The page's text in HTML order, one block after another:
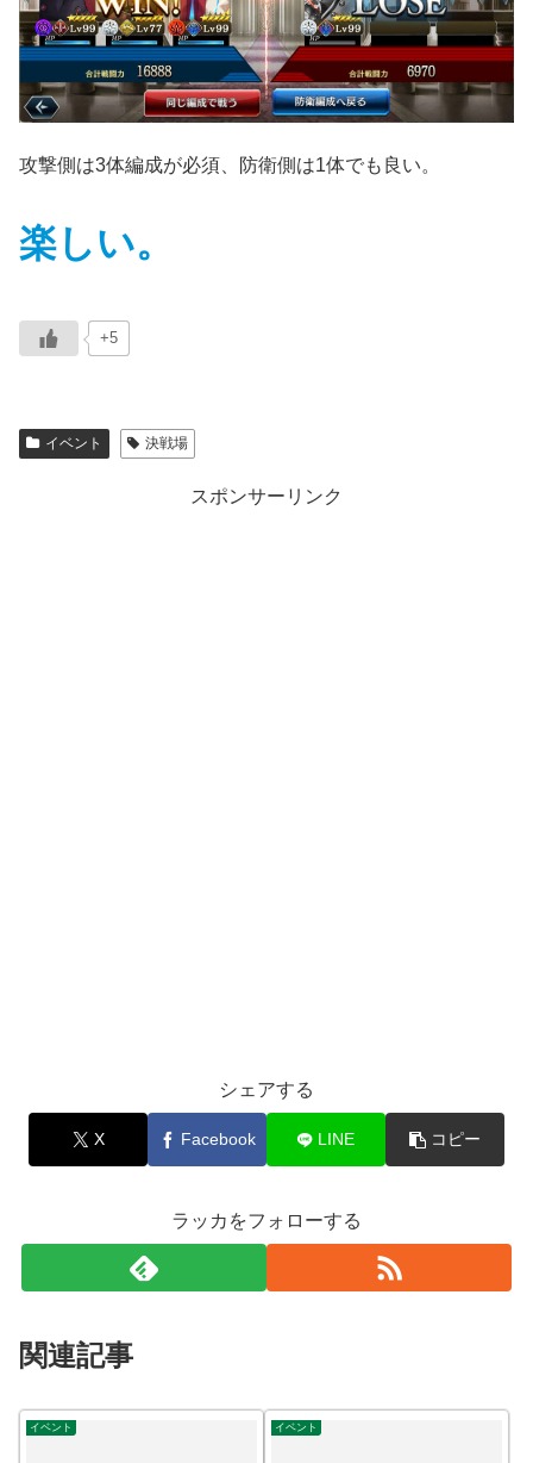
攻撃側は3体編成が必須、防衛側は1体でも良い。
楽しい。
+5
イベント 決戦場
スポンサーリンク
シェアする
X Facebook LINE コピー
ラッカをフォローする
関連記事
イベント イベント